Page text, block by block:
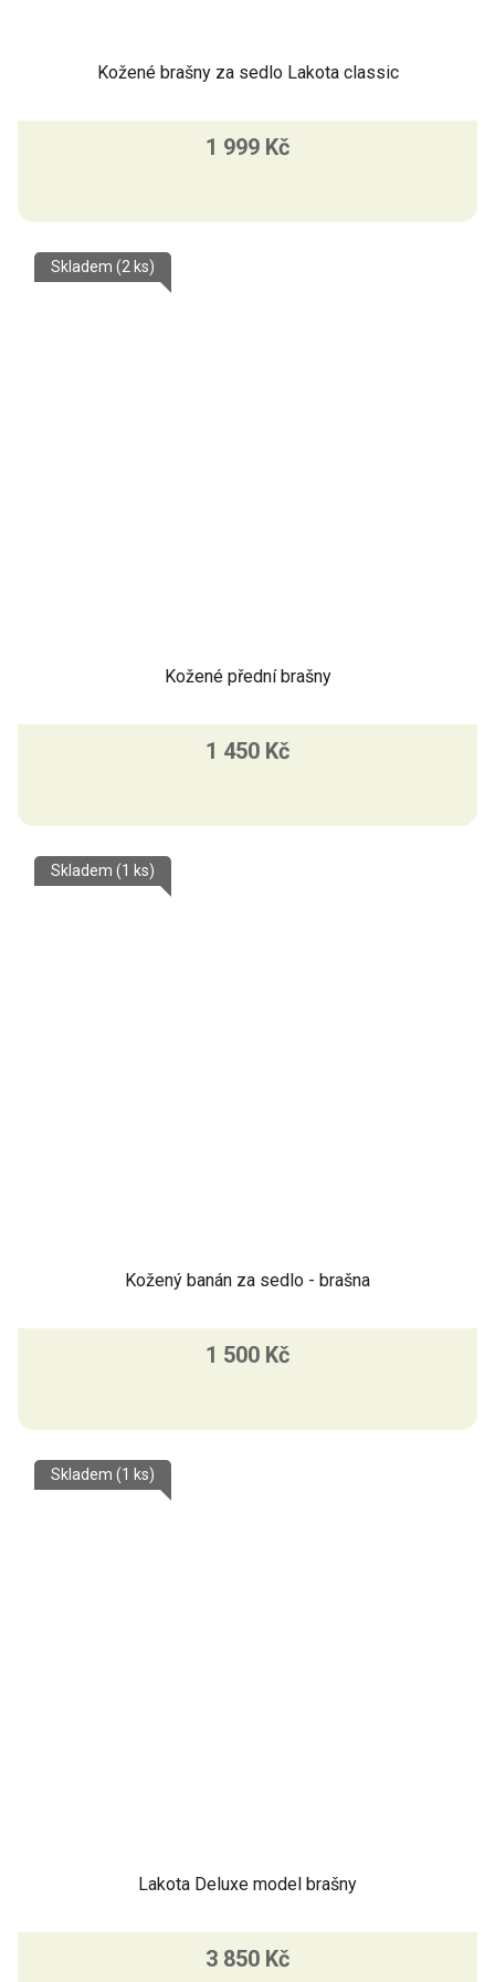
Kožené brašny za sedlo Lakota classic
1 999 Kč
Kožené přední brašny
Skladem (2 ks)
1 450 Kč
Kožený banán za sedlo - brašna
Skladem (1 ks)
1 500 Kč
Lakota Deluxe model brašny
Průměrné
hodnocení
Skladem (1 ks)
3 850 Kč